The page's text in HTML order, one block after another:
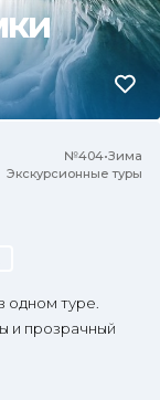
№404•Зима
Экскурсионные туры
одном туре.
и прозрачный